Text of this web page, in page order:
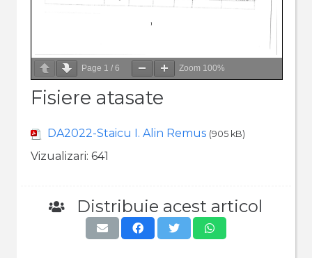
Page 1 / 6 Zoom 100%
Fisiere atasate
DA2022-Staicu I. Alin Remus (905 kB)
Vizualizari: 641
Distribuie acest articol